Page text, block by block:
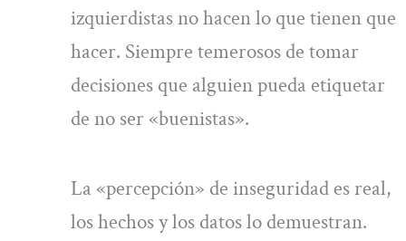
izquierdistas no hacen lo que tienen que
hacer. Siempre temerosos de tomar
decisiones que alguien pueda etiquetar
de no ser «buenistas».
La «percepción» de inseguridad es real,
los hechos y los datos lo demuestran.